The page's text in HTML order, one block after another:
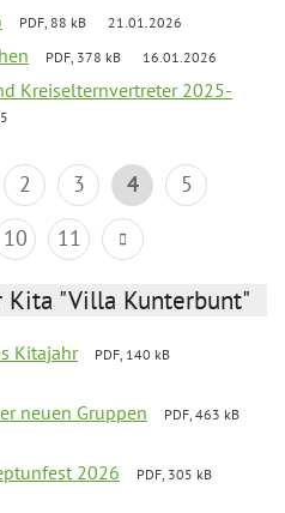
PDF, 88 kB 21.01.2026
PDF, 378 kB 16.01.2026
Kreiselternvertreter 2025-
2 3 4
5
10 11
Kita "Villa Kunterbunt"
Kitajahr
PDF, 140 kB
neuen Gruppen
PDF, 463 kB
2026
PDF, 305 kB